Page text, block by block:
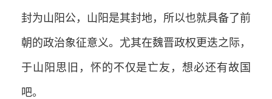
封为山阳公，山阳是其封地，所以也就具备了前
朝的政治象征意义。尤其在魏晋政权更迭之际，
于山阳思旧，怀的不仅是亡友，想必还有故国
吧。